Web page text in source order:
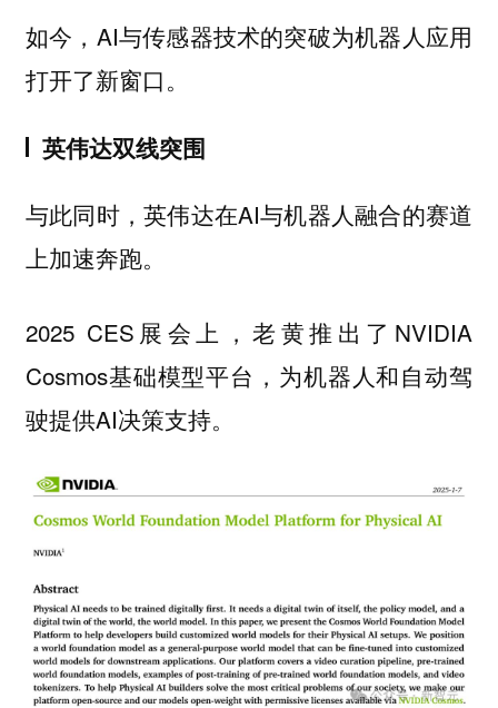
如今，AI与传感器技术的突破为机器人应用
打开了新窗口。
英伟达双线突围
与此同时，英伟达在AI与机器人融合的赛道
上加速奔跑。
2025 CES展会上，老黄推出了NVIDIA
Cosmos基础模型平台，为机器人和自动驾
驶提供AI决策支持。